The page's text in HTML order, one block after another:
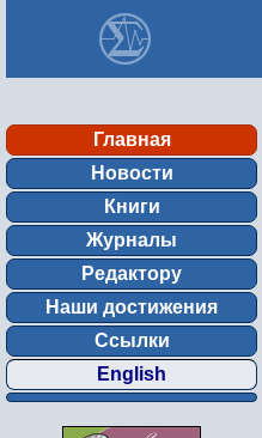
Главная
Новости
Книги
Журналы
Редактору
Наши достижения
Ссылки
English